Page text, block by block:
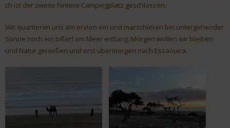
ch ist der zweite hintere Campingplatz geschlossen.
Wir quartieren uns am ersten ein und marschieren bei untergehender
Sonne noch ein bißerl am Meer entlang. Morgen wollen wir bleiben
und Natur genießen und erst übermorgen nach Essaouira.